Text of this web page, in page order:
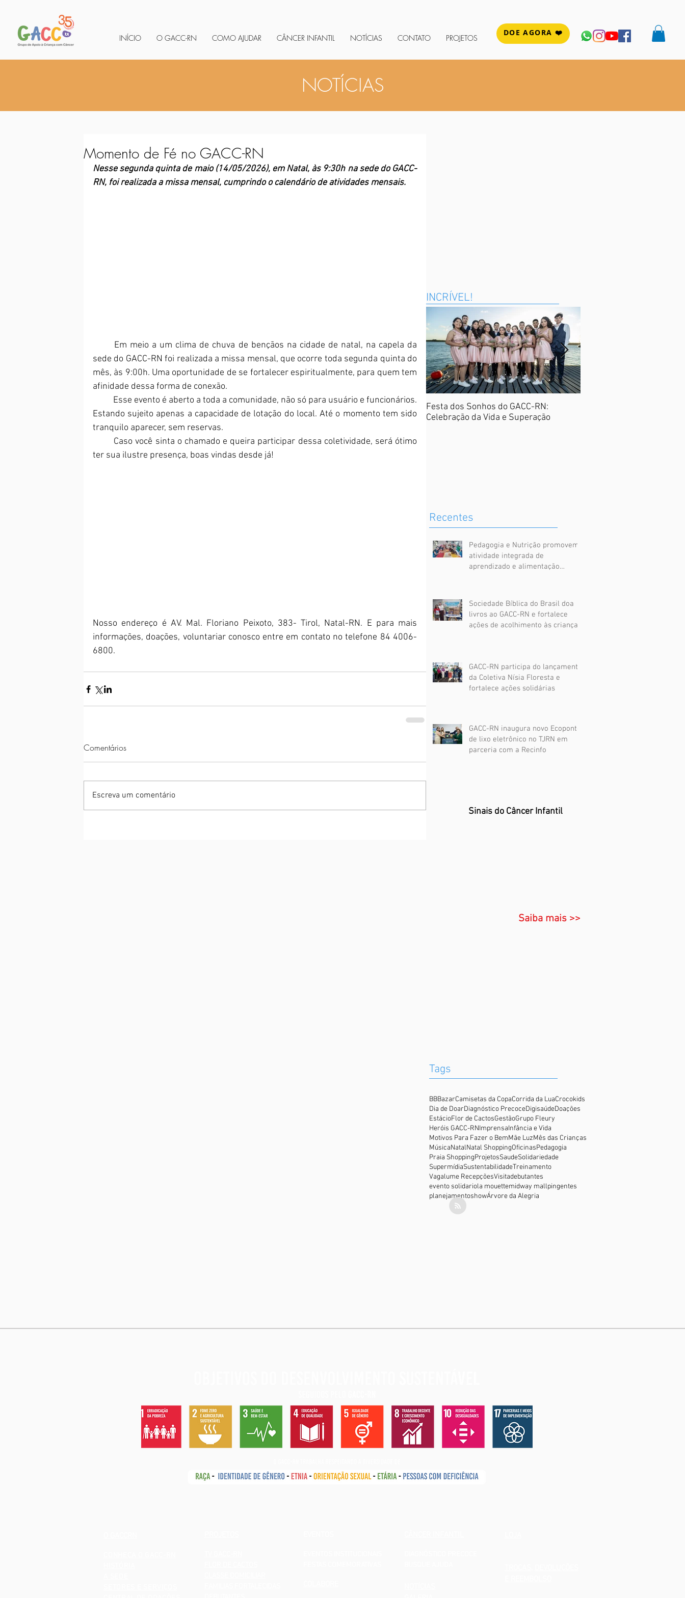
DOE AGORA ❤️
INÍCIO O GACC-RN COMO AJUDAR CÂNCER INFANTIL NOTÍCIAS CONTATO PROJETOS
NOTÍCIAS
Momento de Fé no GACC-RN
Nesse segunda quinta de maio (14/05/2026), em Natal, às 9:30h na sede do GACC-
RN, foi realizada a missa mensal, cumprindo o calendário de atividades mensais.
sede do GACC-RN foi realizada a missa mensal, que ocorre toda segunda quinta do
mês, às 9:00h. Uma oportunidade de se fortalecer espiritualmente, para quem tem
afinidade dessa forma de conexão.
Estando sujeito apenas a capacidade de lotação do local. Até o momento tem sido
tranquilo aparecer, sem reservas.
ter sua ilustre presença, boas vindas desde já!
Nosso endereço é AV. Mal. Floriano Peixoto, 383- Tirol, Natal-RN. E para mais
informações, doações, voluntariar conosco entre em contato no telefone 84 4006-
6800.
Comentários
Escreva um comentário
INCRÍVEL!
Festa dos Sonhos do GACC-RN:
Celebração da Vida e Superação
Recentes
Pedagogia e Nutrição promovem
atividade integrada de
aprendizado e alimentação
Sociedade Bíblica do Brasil doa
livros ao GACC-RN e fortalece
ações de acolhimento às crianças
GACC-RN participa do lançamento
da Coletiva Nísia Floresta e
fortalece ações solidárias
GACC-RN inaugura novo Ecoponto
de lixo eletrônico no TJRN em
parceria com a Recinfo
Sinais do Câncer Infantil
Saiba mais >>
Tags
BBBazarCamisetas da CopaCorrida da LuaCrocokids
Dia de DoarDiagnóstico PrecoceDigisaúdeDoações
EstácioFlor de CactosGestãoGrupo Fleury
Heróis GACC-RNImprensaInfância e Vida
Motivos Para Fazer o BemMãe LuzMês das Crianças
MúsicaNatalNatal ShoppingOficinasPedagogia
Praia ShoppingProjetosSaudeSolidariedade
SupermídiaSustentabilidadeTreinamento
Vagalume RecepçõesVisitadebutantes
evento solidariola mouettemidway mallpingentes
planejamentoshowÁrvore da Alegria